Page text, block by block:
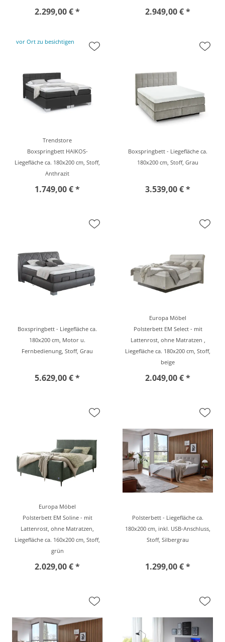
2.299,00 € * 2.949,00 € *
vor Ort zu besichtigen
Trendstore
Boxspringbett HAIKOS-
Liegefläche ca. 180x200 cm, Stoff,
Anthrazit
1.749,00 € *
Boxspringbett - Liegefläche ca.
180x200 cm, Stoff, Grau
3.539,00 € *
Boxspringbett - Liegefläche ca.
180x200 cm, Motor u.
Fernbedienung, Stoff, Grau
5.629,00 € *
Europa Möbel
Polsterbett EM Select - mit
Lattenrost, ohne Matratzen ,
Liegefläche ca. 180x200 cm, Stoff,
beige
2.049,00 € *
Europa Möbel
Polsterbett EM Soline - mit
Lattenrost, ohne Matratzen,
Liegefläche ca. 160x200 cm, Stoff,
grün
2.029,00 € *
Polsterbett - Liegefläche ca.
180x200 cm, inkl. USB-Anschluss,
Stoff, Silbergrau
1.299,00 € *